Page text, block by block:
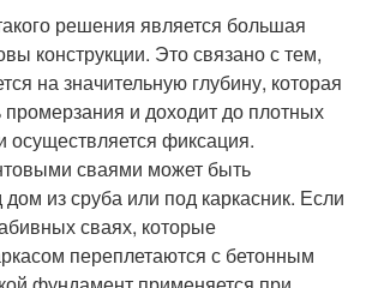
решения является большая
конструкции. Это связано с тем,
на значительную глубину, которая
промерзания и доходит до плотных
осуществляется фиксация.
сваями может быть
из сруба или под каркасник. Если
сваях, которые
переплетаются с бетонным